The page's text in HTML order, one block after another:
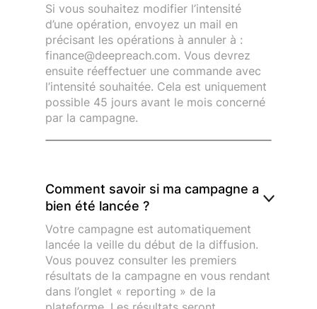
Si vous souhaitez modifier l’intensité
d’une opération, envoyez un mail en
précisant les opérations à annuler à :
finance@deepreach.com. Vous devrez
ensuite réeffectuer une commande avec
l’intensité souhaitée. Cela est uniquement
possible 45 jours avant le mois concerné
par la campagne.
Comment savoir si ma campagne a
bien été lancée ?
Votre campagne est automatiquement
lancée la veille du début de la diffusion.
Vous pouvez consulter les premiers
résultats de la campagne en vous rendant
dans l’onglet « reporting » de la